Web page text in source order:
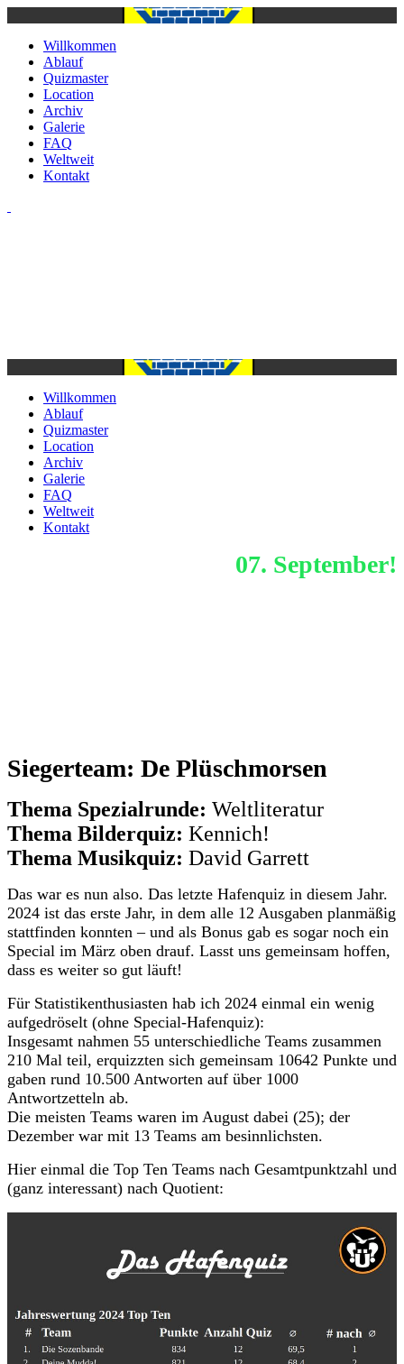
Willkommen
Ablauf
Quizmaster
Location
Archiv
Galerie
FAQ
Weltweit
Kontakt
Willkommen
Ablauf
Quizmaster
Location
Archiv
Galerie
FAQ
Weltweit
Kontakt
07. September!
Siegerteam: De Plüschmorsen
Thema Spezialrunde: Weltliteratur
Thema Bilderquiz: Kennich!
Thema Musikquiz: David Garrett
Das war es nun also. Das letzte Hafenquiz in diesem Jahr.
2024 ist das erste Jahr, in dem alle 12 Ausgaben planmäßig
stattfinden konnten – und als Bonus gab es sogar noch ein
Special im März oben drauf. Lasst uns gemeinsam hoffen,
dass es weiter so gut läuft!
Für Statistikenthusiasten hab ich 2024 einmal ein wenig
aufgedröselt (ohne Special-Hafenquiz):
Insgesamt nahmen 55 unterschiedliche Teams zusammen
210 Mal teil, erquizzten sich gemeinsam 10642 Punkte und
gaben rund 10.500 Antworten auf über 1000
Antwortzetteln ab.
Die meisten Teams waren im August dabei (25); der
Dezember war mit 13 Teams am besinnlichsten.
Hier einmal die Top Ten Teams nach Gesamtpunktzahl und
(ganz interessant) nach Quotient: